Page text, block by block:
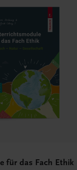
für das Fach Ethik